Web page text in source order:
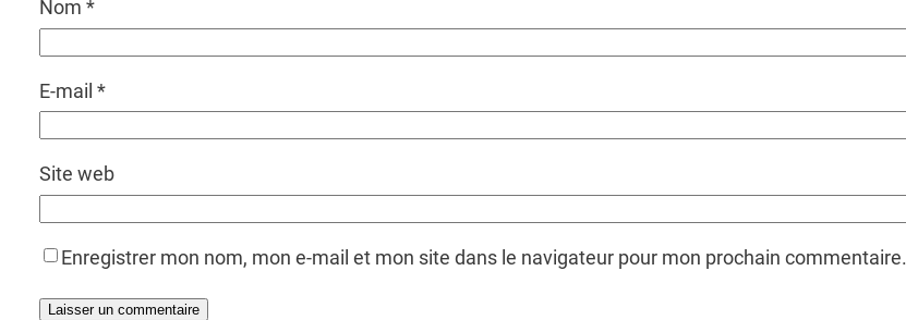
Nom *
E-mail *
Site web
Enregistrer mon nom, mon e-mail et mon site dans le navigateur pour mon prochain commentaire.